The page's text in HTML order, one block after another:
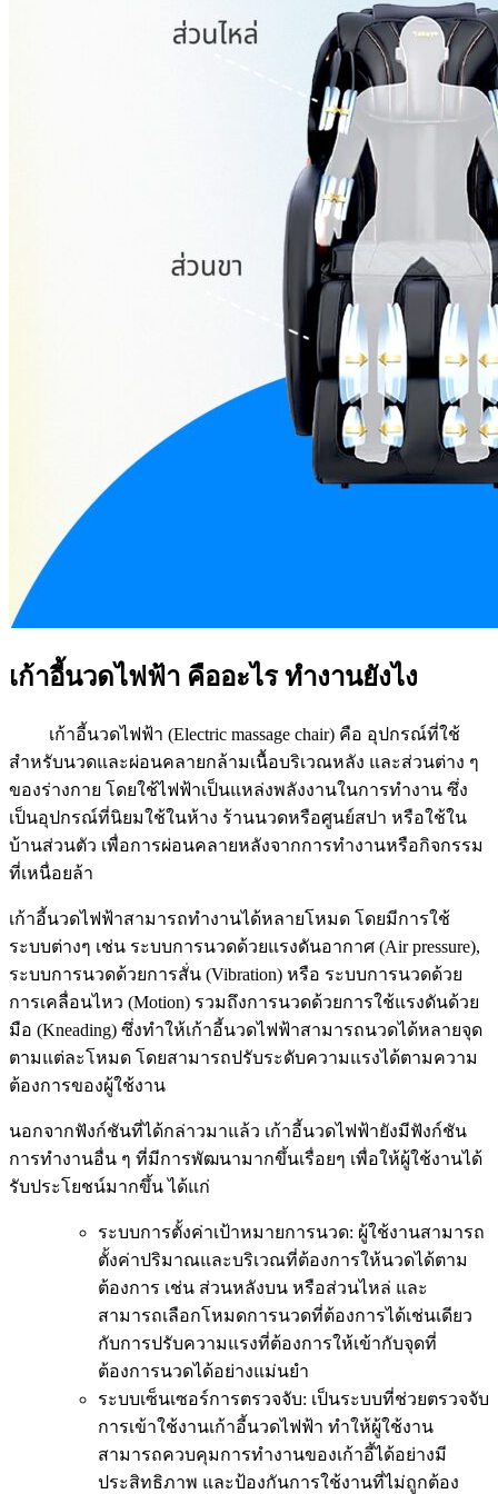
เก้าอี้นวดไฟฟ้า คืออะไร ทำงานยังไง
เก้าอี้นวดไฟฟ้า (Electric massage chair) คือ อุปกรณ์ที่ใช้
สำหรับนวดและผ่อนคลายกล้ามเนื้อบริเวณหลัง และส่วนต่าง ๆ
ของร่างกาย โดยใช้ไฟฟ้าเป็นแหล่งพลังงานในการทำงาน ซึ่ง
เป็นอุปกรณ์ที่นิยมใช้ในห้าง ร้านนวดหรือศูนย์สปา หรือใช้ใน
บ้านส่วนตัว เพื่อการผ่อนคลายหลังจากการทำงานหรือกิจกรรม
ที่เหนื่อยล้า
เก้าอี้นวดไฟฟ้าสามารถทำงานได้หลายโหมด โดยมีการใช้
ระบบต่างๆ เช่น ระบบการนวดด้วยแรงดันอากาศ (Air pressure),
ระบบการนวดด้วยการสั่น (Vibration) หรือ ระบบการนวดด้วย
การเคลื่อนไหว (Motion) รวมถึงการนวดด้วยการใช้แรงดันด้วย
มือ (Kneading) ซึ่งทำให้เก้าอี้นวดไฟฟ้าสามารถนวดได้หลายจุด
ตามแต่ละโหมด โดยสามารถปรับระดับความแรงได้ตามความ
ต้องการของผู้ใช้งาน
นอกจากฟังก์ชันที่ได้กล่าวมาแล้ว เก้าอี้นวดไฟฟ้ายังมีฟังก์ชัน
การทำงานอื่น ๆ ที่มีการพัฒนามากขึ้นเรื่อยๆ เพื่อให้ผู้ใช้งานได้
รับประโยชน์มากขึ้น ได้แก่
ระบบการตั้งค่าเป้าหมายการนวด: ผู้ใช้งานสามารถ
ตั้งค่าปริมาณและบริเวณที่ต้องการให้นวดได้ตาม
ต้องการ เช่น ส่วนหลังบน หรือส่วนไหล่ และ
สามารถเลือกโหมดการนวดที่ต้องการได้เช่นเดียว
กับการปรับความแรงที่ต้องการให้เข้ากับจุดที่
ต้องการนวดได้อย่างแม่นยำ
ระบบเซ็นเซอร์การตรวจจับ: เป็นระบบที่ช่วยตรวจจับ
การเข้าใช้งานเก้าอี้นวดไฟฟ้า ทำให้ผู้ใช้งาน
สามารถควบคุมการทำงานของเก้าอี้ได้อย่างมี
ประสิทธิภาพ และป้องกันการใช้งานที่ไม่ถูกต้อง